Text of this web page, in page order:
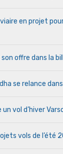
en projet
son offre dans la
se relance
un vol d’hiver
vols de l’été